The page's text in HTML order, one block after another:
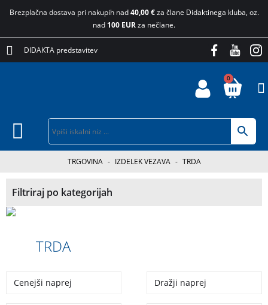
Brezplačna dostava pri nakupih nad40,00 €za člane Didaktinega kluba, oz.
nad 100 EURza nečlane.
DIDAKTA predstavitev
0
TRGOVINA - IZDELEK VEZAVA - TRDA
Filtriraj po kategorijah
TRDA
Cenejši naprej Dražji naprej